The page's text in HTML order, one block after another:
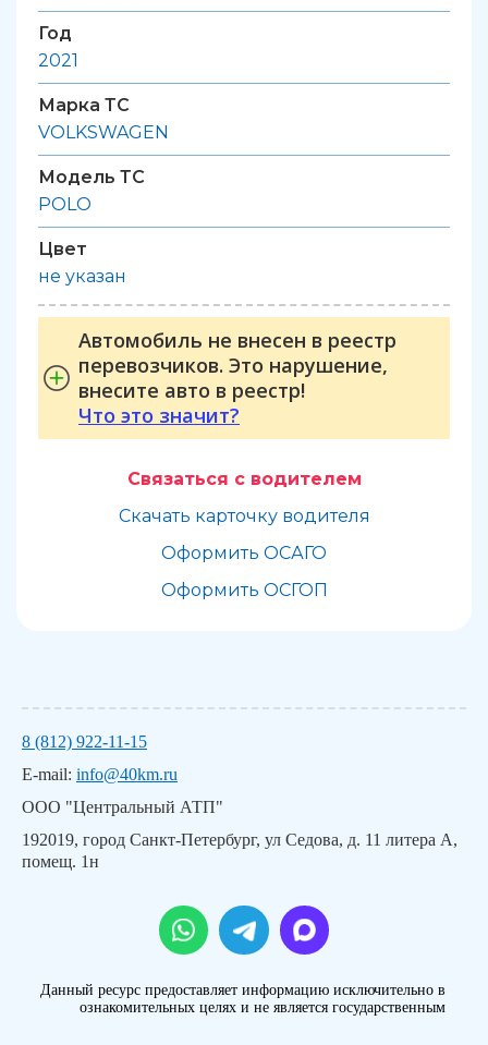
Год
2021
Марка ТС
VOLKSWAGEN
Модель ТС
POLO
Цвет
не указан
Автомобиль не внесен в реестр
перевозчиков. Это нарушение,
внесите авто в реестр!
Что это значит?
Связаться с водителем
Скачать карточку водителя
Оформить ОСАГО
Оформить ОСГОП
8 (812) 922-11-15
E-mail: info@40km.ru
ООО "Центральный АТП"
192019, город Санкт-Петербург, ул Седова, д. 11 литера А,
помещ. 1н
Данный ресурс предоставляет информацию исключительно в
ознакомительных целях и не является государственным